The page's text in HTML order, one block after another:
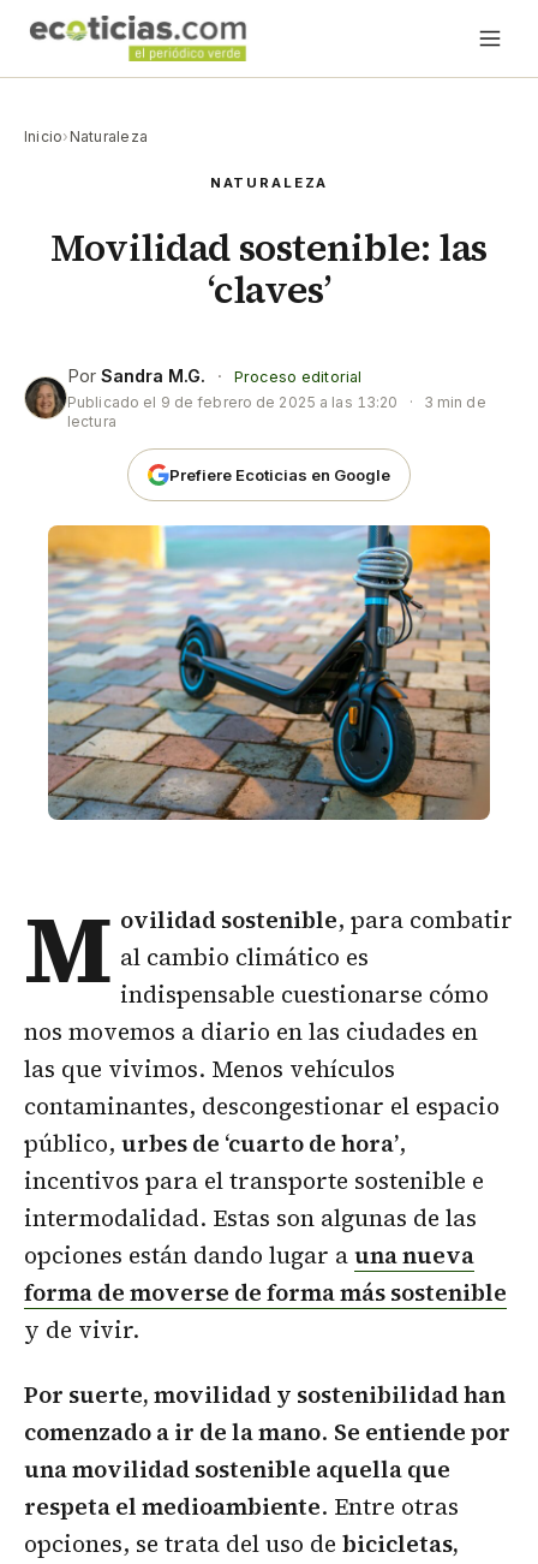
Inicio› Naturaleza
NATURALEZA
Movilidad sostenible: las
‘claves’
Por Sandra M.G. ·
Proceso editorial
Publicado el 9 de febrero de 2025 a las 13:20 ·
3 min de
lectura
Prefiere Ecoticias en Google
M ovilidad sostenible, para combatir
al cambio climático es
indispensable cuestionarse cómo
nos movemos a diario en las ciudades en
las que vivimos. Menos vehículos
contaminantes, descongestionar el espacio
público, urbes de ‘cuarto de hora’,
incentivos para el transporte sostenible e
intermodalidad. Estas son algunas de las
opciones están dando lugar auna nueva
forma de moverse de forma más sostenible
y de vivir.
Por suerte, movilidad y sostenibilidad han
comenzado a ir de la mano. Se entiende por
una movilidad sostenible aquella que
respeta el medioambiente. Entre otras
opciones, se trata del uso de bicicletas,